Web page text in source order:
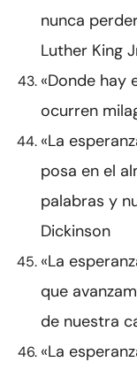
nunca
Luther King
«Donde hay
ocurren
«La
posa en el
palabras y
Dickinson
«La
que
de nuestra
«La